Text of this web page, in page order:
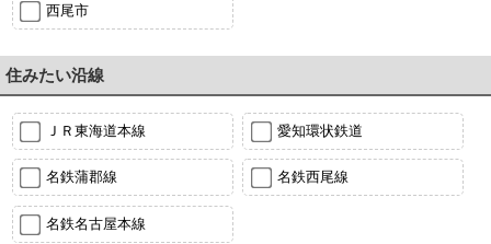
西尾市
住みたい沿線
ＪＲ東海道本線 愛知環状鉄道
名鉄蒲郡線 名鉄西尾線
名鉄名古屋本線